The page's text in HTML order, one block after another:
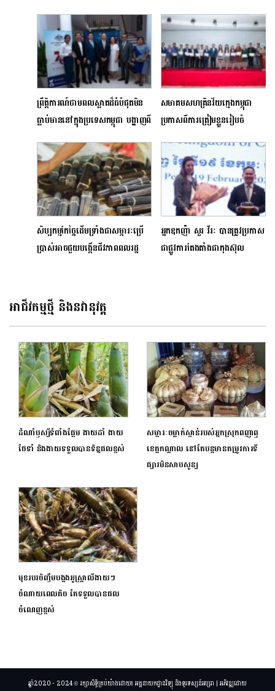
ព្រឹត្តិការណ៍ថាមពលស្អាតដ៏ធំបំផុតមិន
ធ្លាប់មាននៅក្នុងប្រទេសកម្ពុជា បង្ហាញពី
ប្រកបដោយ​ភាព​ច្នៃប្រឌិតពី​វិស័យ​
សាធារណៈ និងឯកជន
សមាគមសហគ្រិនវ័យក្មេងកម្ពុជា
ប្រកាសពីការត្រៀមខ្លួនរៀបចំ
លើកទី៧ ក្នុងនាមជាម្ចាស់ផ្ទះ
សិប្បកម្មកែច្នៃដើមទ្រាំងជាសម្ភារៈប្រើ
ប្រាស់អាចជួយបង្កើនជីវភាពពលរដ្ឋ
អ្នកឧកញ៉ា សួរ វីរៈ បានត្រូវប្រកាស
ជាផ្លូវការតែងតាំងជាកុងស៊ុល
អាជីវកម្មថ្មី និងនវានុវត្ត
ដំណាំឫស្សីទំពាំងផ្អែម ងាយដាំ ងាយ
ថែទាំ និងងាយទទួលបានទិន្នផលខ្ពស់
សម្ភារៈចម្លាក់ស្ពាន់របស់អ្នកស្រុកពញាឮ
ខេត្តកណ្តាល នៅតែបន្តមានតម្រូវការទី
ផ្សារមិនសាបសូន្យ
មុខរបរចិញ្ចឹមបង្កងអូស្ត្រាលីងាយៗ
ចំណាយពេលតិច តែទទួលបានផល
ចំណេញខ្ពស់
ឆ្នាំ2020 - 2024 © រក្សាសិទ្ធិគ្រប់យ៉ាងដោយ៖ អគ្គនាយកដ្ឋានវិទ្យុ និងទូរទស្សន៍អប្សរា | អភិវឌ្ឍដោយ